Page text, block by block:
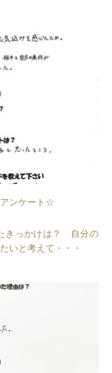
アンケート☆
きっかけは？ 自分の
いと考えて・・・